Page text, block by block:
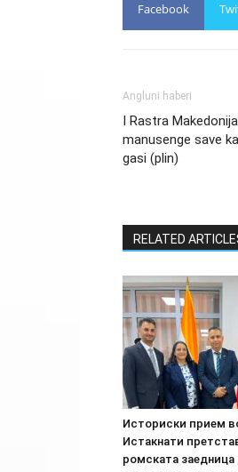
Facebook
Angluni haberi
I Rastra
manusenge save
gasi (plin)
RELATED
Историски прием
Истакнати
ромската